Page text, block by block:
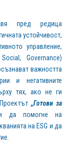
пред редица
устойчивост,
управление,
Governance)
важността
и негативните
тях, ако не ги
Проектът„Готови за
да помогне на
на ESG и да